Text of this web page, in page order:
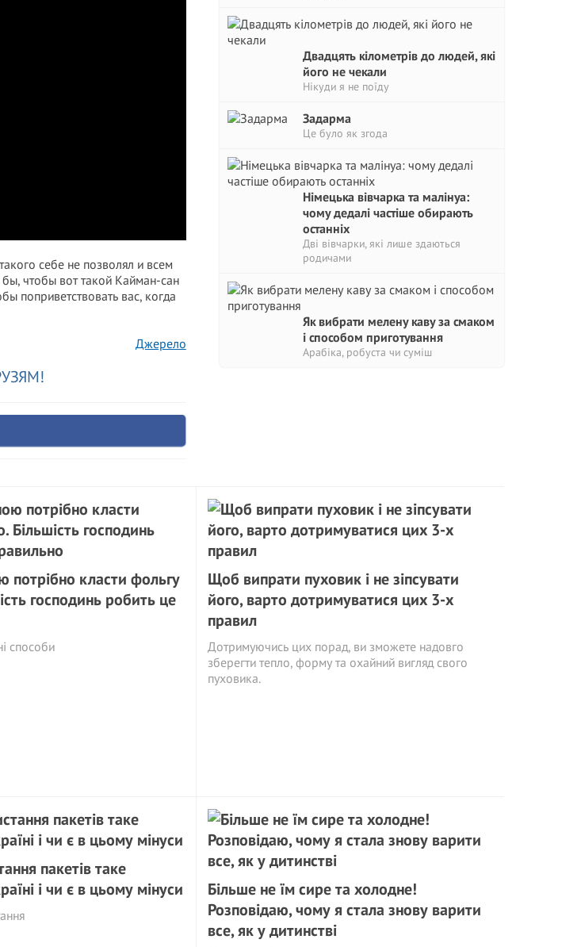
Двадцять кілометрів до людей, які
його не чекали
Нікуди я не поїду
Задарма
Це було як згода
Німецька вівчарка та малінуа:
чому дедалі частіше обирають
останніх
Дві вівчарки, які лише здаються
родичами
Як вибрати мелену каву за смаком
і способом приготування
Арабіка, робуста чи суміш
себе не позволял и всем
чтобы вот такой Кайман-сан
поприветствовать вас, когда
Джерело
потрібно класти фольгу
господинь робить це
способи
Щоб випрати пуховик і не зіпсувати
його, варто дотримуватися цих 3-х
правил
Дотримуючись цих порад, ви зможете надовго
зберегти тепло, форму та охайний вигляд свого
пуховика.
пакетів таке
і чи є в цьому мінуси
Більше не їм сире та холодне!
Розповідаю, чому я стала знову варити
все, як у дитинстві